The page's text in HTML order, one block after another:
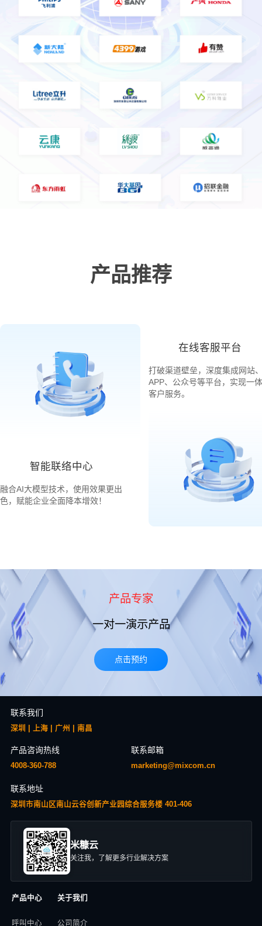
产品推荐
智能联络中心
融合AI大模型技术，使用效果更出
色，赋能企业全面降本增效！
在线客服平台
打破渠道壁垒，深度集成网站
APP、公众号等平台，实现一
客户服务。
产品专家
一对一演示产品
点击预约
联系我们
深圳 | 上海 | 广州 | 南昌
产品咨询热线
4008-360-788
联系邮箱
marketing@mixcom.cn
联系地址
深圳市南山区南山云谷创新产业园综合服务楼 401-406
米糠云
关注我，了解更多行业解决方案
产品中心
呼叫中心
关于我们
公司简介